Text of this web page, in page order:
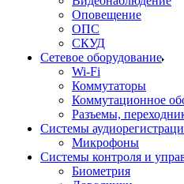
Оповещение
ОПС
СКУД
Сетевое оборудование
Wi-Fi
Коммутаторы
Коммутационное
Разъемы,
Системы
Микрофоны
Системы контроля и
Биометрия